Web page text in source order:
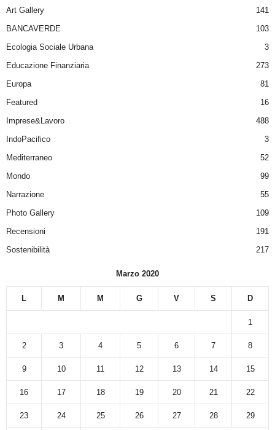
Art Gallery
141
BANCAVERDE
103
Ecologia Sociale Urbana
3
Educazione Finanziaria
273
Europa
81
Featured
16
Imprese&Lavoro
488
IndoPacifico
3
Mediterraneo
52
Mondo
99
Narrazione
55
Photo Gallery
109
Recensioni
191
Sostenibilità
217
Marzo 2020
L M M G V S D
1
2 3 4 5 6 7 8
9 10 11 12 13 14 15
16 17 18 19 20 21 22
23 24 25 26 27 28 29